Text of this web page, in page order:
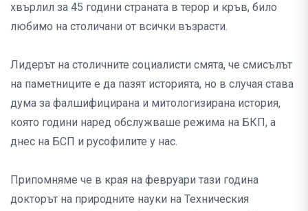
хвърлил за 45 години страната в терор и кръв, било
любимо на столичани от всички възрасти.
Лидерът на столичните социалисти смята, че смисълът
на паметниците е да пазят историята, но в случая става
дума за фалшифицирана и митологизирана история,
която години наред обслужваше режима на БКП, а
днес на БСП и русофилите у нас.
Припомняме че в края на февруари тази година
докторът на природните науки на Техническия